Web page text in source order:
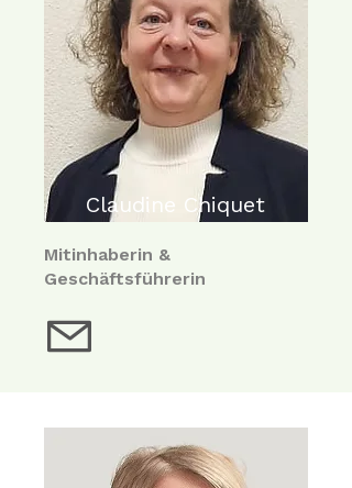
Claudine Chiquet
Mitinhaberin &
Geschäftsführerin